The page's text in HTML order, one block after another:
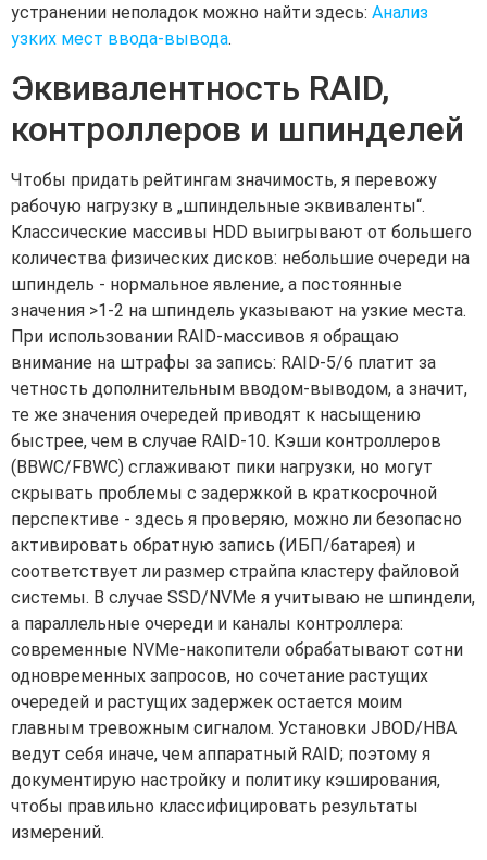
устранении неполадок можно найти здесь: Анализ
узких мест ввода-вывода.
Эквивалентность RAID,
контроллеров и шпинделей
Чтобы придать рейтингам значимость, я перевожу
рабочую нагрузку в „шпиндельные эквиваленты“.
Классические массивы HDD выигрывают от большего
количества физических дисков: небольшие очереди на
шпиндель - нормальное явление, а постоянные
значения >1-2 на шпиндель указывают на узкие места.
При использовании RAID-массивов я обращаю
внимание на штрафы за запись: RAID-5/6 платит за
четность дополнительным вводом-выводом, а значит,
те же значения очередей приводят к насыщению
быстрее, чем в случае RAID-10. Кэши контроллеров
(BBWC/FBWC) сглаживают пики нагрузки, но могут
скрывать проблемы с задержкой в краткосрочной
перспективе - здесь я проверяю, можно ли безопасно
активировать обратную запись (ИБП/батарея) и
соответствует ли размер страйпа кластеру файловой
системы. В случае SSD/NVMe я учитываю не шпиндели,
а параллельные очереди и каналы контроллера:
современные NVMe-накопители обрабатывают сотни
одновременных запросов, но сочетание растущих
очередей и растущих задержек остается моим
главным тревожным сигналом. Установки JBOD/HBA
ведут себя иначе, чем аппаратный RAID; поэтому я
документирую настройку и политику кэширования,
чтобы правильно классифицировать результаты
измерений.